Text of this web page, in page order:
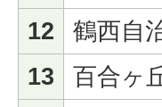
12
鶴西自
13
百合ヶ